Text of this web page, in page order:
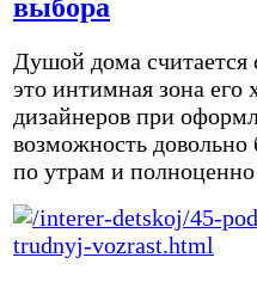
выбора
Душой дома считается
это интимная зона его
дизайнеров при
возможность довольно
по утрам и